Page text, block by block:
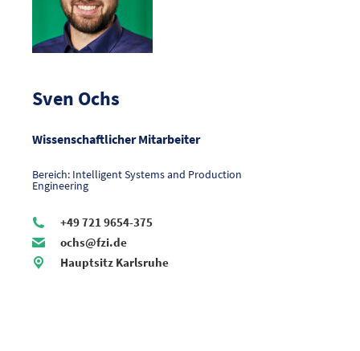
Sven Ochs
Wissenschaftlicher Mitarbeiter
Bereich: Intelligent Systems and Production
Engineering
+49 721 9654-375
ochs@fzi.de
Hauptsitz Karlsruhe